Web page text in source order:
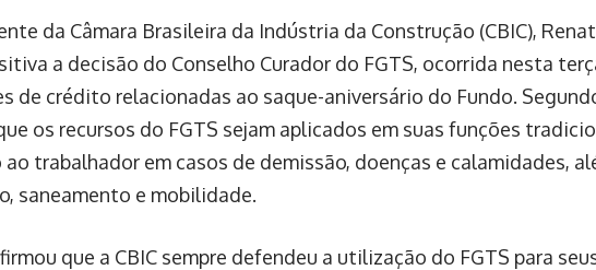
da Câmara Brasileira da Indústria da Construção (CBIC),
a decisão do Conselho Curador do FGTS, ocorrida nesta
de crédito relacionadas ao saque-aniversário do Fundo.
os recursos do FGTS sejam aplicados em suas funções
trabalhador em casos de demissão, doenças e calamidades,
saneamento e mobilidade.
que a CBIC sempre defendeu a utilização do FGTS para